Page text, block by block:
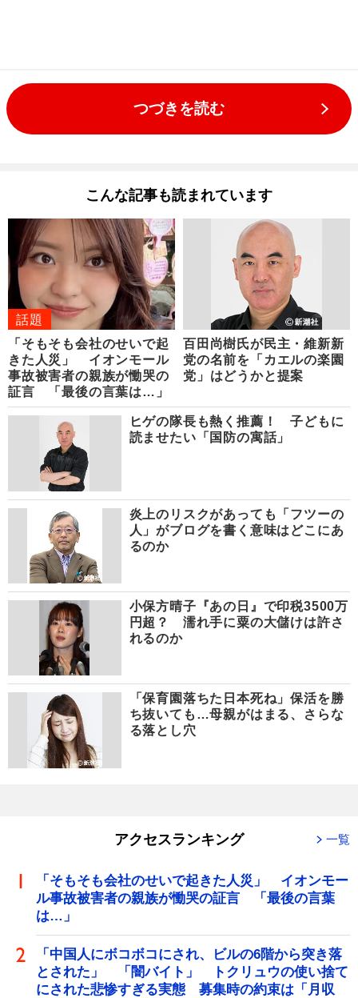
つづきを読む
こんな記事も読まれています
話題
「そもそも会社のせいで起
きた人災」 イオンモール
事故被害者の親族が慟哭の
証言 「最後の言葉は…」
百田尚樹氏が民主・維新新
党の名前を「カエルの楽園
党」はどうかと提案
ヒゲの隊長も熱く推薦！ 子どもに
読ませたい「国防の寓話」
炎上のリスクがあっても「フツーの
人」がブログを書く意味はどこにあ
るのか
小保方晴子『あの日』で印税3500万
円超？ 濡れ手に粟の大儲けは許さ
れるのか
「保育園落ちた日本死ね」保活を勝
ち抜いても…母親がはまる、さらな
る落とし穴
アクセスランキング 一覧
「そもそも会社のせいで起きた人災」 イオンモー
ル事故被害者の親族が慟哭の証言 「最後の言葉
は…」
「中国人にボコボコにされ、ビルの6階から突き落
とされた」 「闇バイト」 トクリュウの使い捨て
にされた悲惨すぎる実態 募集時の約束は「月収